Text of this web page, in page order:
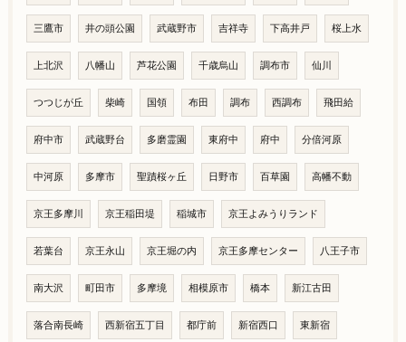
三鷹市 井の頭公園 武蔵野市 吉祥寺 下高井戸 桜上水
上北沢 八幡山 芦花公園 千歳烏山 調布市 仙川
つつじが丘 柴崎 国領 布田 調布 西調布 飛田給
府中市 武蔵野台 多磨霊園 東府中 府中 分倍河原
中河原 多摩市 聖蹟桜ヶ丘 日野市 百草園 高幡不動
京王多摩川 京王稲田堤 稲城市 京王よみうりランド
若葉台 京王永山 京王堀の内 京王多摩センター 八王子市
南大沢 町田市 多摩境 相模原市 橋本 新江古田
落合南長崎 西新宿五丁目 都庁前 新宿西口 東新宿